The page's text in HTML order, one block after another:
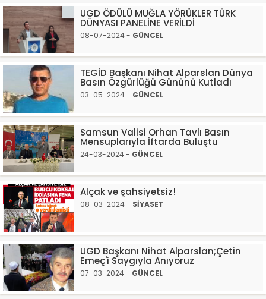
UGD ÖDÜLÜ MUĞLA YÖRÜKLER TÜRK
DÜNYASI PANELİNE VERİLDİ
08-07-2024 - GÜNCEL
TEGİD Başkanı Nihat Alparslan Dünya
Basın Özgürlüğü Gününü Kutladı
03-05-2024 - GÜNCEL
Samsun Valisi Orhan Tavlı Basın
Mensuplarıyla İftarda Buluştu
24-03-2024 - GÜNCEL
Alçak ve şahsiyetsiz!
08-03-2024 - SİYASET
UGD Başkanı Nihat Alparslan;Çetin
Emeç'i Saygıyla Anıyoruz
07-03-2024 - GÜNCEL